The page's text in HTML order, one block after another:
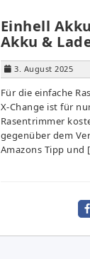
Einhell
Akku &
3. August 2025
Für die einfache
X-Change ist für
Rasentrimmer
gegenüber dem
Amazons Tipp und